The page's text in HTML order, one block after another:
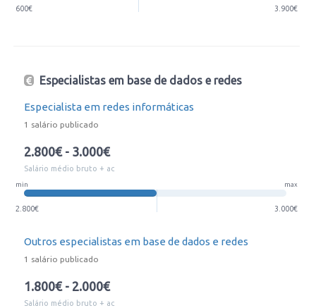
600€ 3.900€
Especialistas em base de dados e redes
Especialista em redes informáticas
1 salário publicado
2.800€ - 3.000€
Salário médio bruto + ac
min max
2.800€ 3.000€
Outros especialistas em base de dados e redes
1 salário publicado
1.800€ - 2.000€
Salário médio bruto + ac